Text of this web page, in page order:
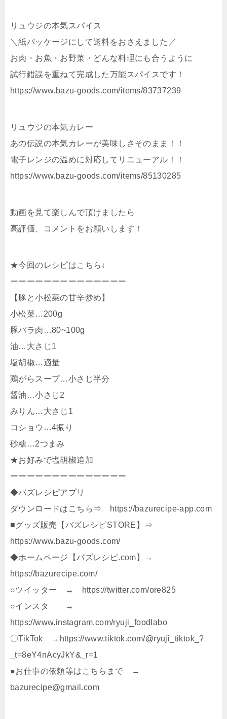
リュウジの本気スパイス
＼紙パッケージにして送料をおさえました／
お肉・お魚・お野菜・どんな料理にも合うように
試行錯誤を重ねて完成した万能スパイスです！
https://www.bazu-goods.com/items/83737239
リュウジの本気カレー
あの伝説の本気カレーが美味しさそのまま！！
電子レンジの温めに対応してリニューアル！！
https://www.bazu-goods.com/items/85130285
動画を見て楽しんで頂けましたら
高評価、コメントをお願いします！
★今回のレシピはこちら↓
ーーーーーーーーーーーーーー
【豚と小松菜の甘辛炒め】
小松菜…200g
豚バラ肉…80~100g
油…大さじ1
塩胡椒…適量
鶏がらスープ…小さじ半分
醤油…小さじ2
みりん…大さじ1
コショウ…4振り
砂糖…2つまみ
★お好みで塩胡椒追加
ーーーーーーーーーーーーーー
◆バズレシピアプリ
ダウンロードはこちら⇒ https://bazurecipe-app.com
■グッズ販売【バズレシピSTORE】⇒
https://www.bazu-goods.com/
◆ホームページ【バズレシピ.com】→
https://bazurecipe.com/
○ツイッター → https://twitter.com/ore825
○インスタ →
https://www.instagram.com/ryuji_foodlabo
〇TikTok →https://www.tiktok.com/@ryuji_tiktok_?
_t=8eY4nAcyJkY&_r=1
●お仕事の依頼等はこちらまで →
bazurecipe@gmail.com